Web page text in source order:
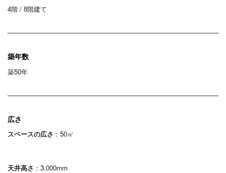
4階 / 8階建て
築年数
築50年
広さ
スペースの広さ ：50㎡
天井高さ ：3,000mm